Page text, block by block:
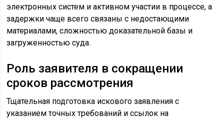
электронных систем и активном участии в процессе, а
задержки чаще всего связаны с недостающими
материалами, сложностью доказательной базы и
загруженностью суда.
Роль заявителя в сокращении
сроков рассмотрения
Тщательная подготовка искового заявления с
указанием точных требований и ссылок на